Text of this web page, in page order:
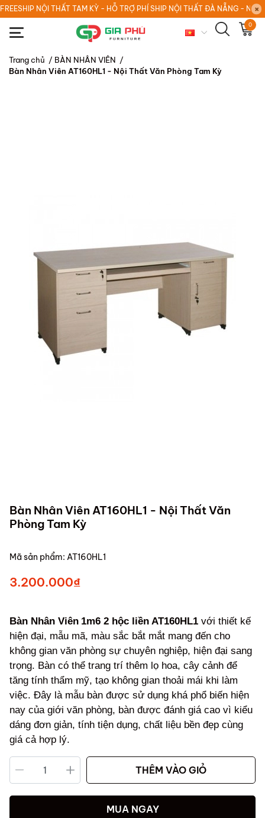
FREESHIP NỘI THẤT TAM KỲ - HỖ TRỢ PHÍ SHIP NỘI THẤT ĐÀ NẴNG - NỘI
0
Trang chủ / BÀN NHÂN VIÊN /
Bàn Nhân Viên AT160HL1 - Nội Thất Văn Phòng Tam Kỳ
Bàn Nhân Viên AT160HL1 - Nội Thất Văn
Phòng Tam Kỳ
Mã sản phẩm: AT160HL1
3.200.000₫
Bàn Nhân Viên 1m6 2 hộc liền AT160HL1 với thiết kế
hiện đại, mẫu mã, màu sắc bắt mắt mang đến cho
không gian văn phòng sự chuyên nghiệp, hiện đại sang
trọng. Bàn có thể trang trí thêm lọ hoa, cây cảnh để
tăng tính thẩm mỹ, tạo không gian thoải mái khi làm
việc. Đây là mẫu bàn được sử dụng khá phổ biến hiện
nay của giới văn phòng, bàn được đánh giá cao vì kiểu
dáng đơn giản, tính tiện dụng, chất liệu bền đẹp cùng
giá cả hợp lý.
THÊM VÀO GIỎ
MUA NGAY